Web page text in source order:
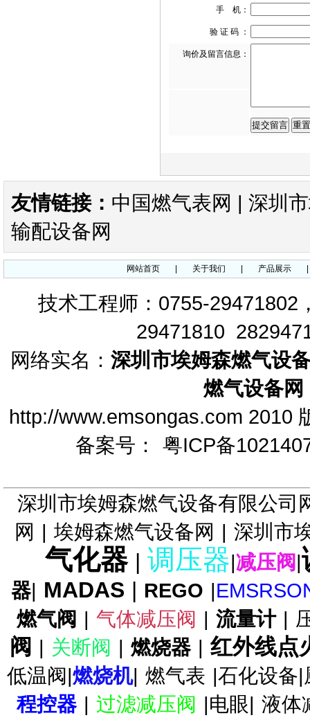
调压器
FRM减压阀-DUNGS中压减压
阀
TA-935轴流阀TA-935减压阀
TA-956MFO调压器 TA-
956MFO减压阀
手 机：
验 证 码 ：
询价及留言信息：
友情链接： 中国燃气表网 | 深圳
输配设备网
网站首页 关于我们 产品展示
技术工程师：0755-29471802
29471810
网络实名： 深圳市埃姆森燃气设
燃气设备网
http://www.emsongas.com 2010
备案号：
粤ICP备
深圳市埃姆森燃气设备有限公司
网 | 埃姆森燃气设备网 | 深圳市
气化器 | 调压器|减压阀|
器| MADAS | REGO |
燃气阀 | 气体减压阀 | 流量计 |
阀 | 关断阀 | 燃烧器 | 红外线点
低温阀|燃烧机| 燃气表 |石化设备
程控器 | 过滤减压阀 |电眼| 液体